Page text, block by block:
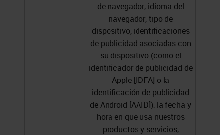
de navegador, idioma del
navegador, tipo de
dispositivo, identificaciones
de publicidad asociadas con
su dispositivo (como el
identificador de publicidad de
Apple [IDFA] o la
identificación de publicidad
de Android [AAID]), la fecha y
hora en que usa nuestros
productos y servicios,